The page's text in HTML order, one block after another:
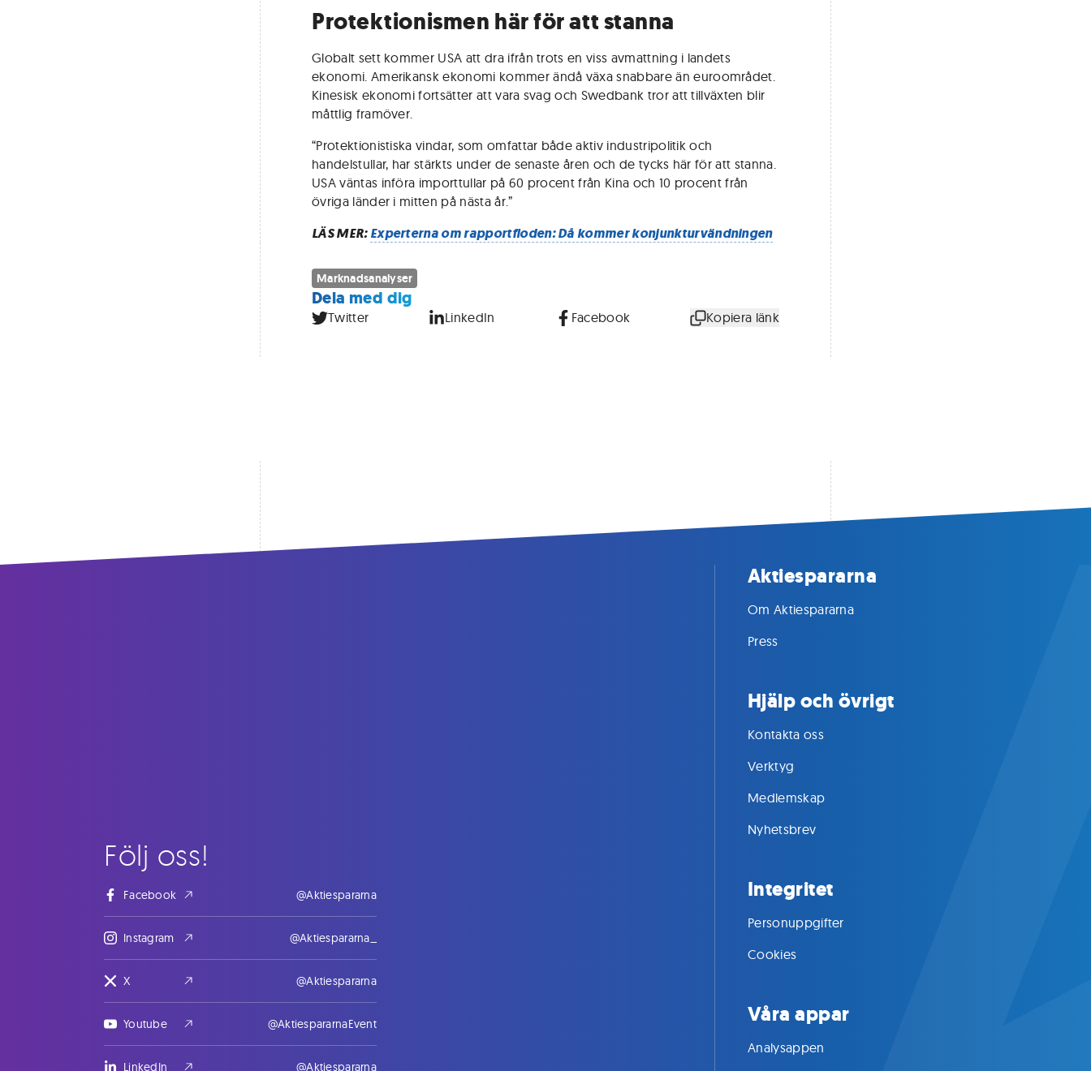
Protektionismen här för att stanna
Globalt sett kommer USA att dra ifrån trots en viss avmattning i landets
ekonomi. Amerikansk ekonomi kommer ändå växa snabbare än euroområdet.
Kinesisk ekonomi fortsätter att vara svag och Swedbank tror att tillväxten blir
måttlig framöver.
“Protektionistiska vindar, som omfattar både aktiv industripolitik och
handelstullar, har stärkts under de senaste åren och de tycks här för att stanna.
USA väntas införa importtullar på 60 procent från Kina och 10 procent från
övriga länder i mitten på nästa år.”
LÄS MER:Experterna om rapportfloden: Då kommer konjunkturvändningen
Marknadsanalyser
Dela med dig
Twitter LinkedIn Facebook Kopiera länk
Följ oss!
Facebook @Aktiespararna
Instagram @Aktiespararna_
X @Aktiespararna
Youtube @AktiespararnaEvent
LinkedIn @Aktiespararna
Aktiespararna
Om Aktiespararna
Press
Hjälp och övrigt
Kontakta oss
Verktyg
Medlemskap
Nyhetsbrev
Integritet
Personuppgifter
Cookies
Våra appar
Analysappen